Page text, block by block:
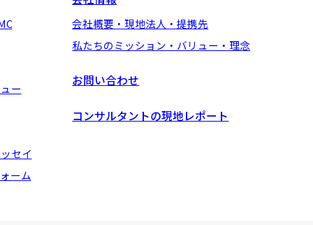
ー
セイ
ーム
会社概要・現地法人・提携先
私たちのミッション・バリュー・理念
お問い合わせ
コンサルタントの現地レポート